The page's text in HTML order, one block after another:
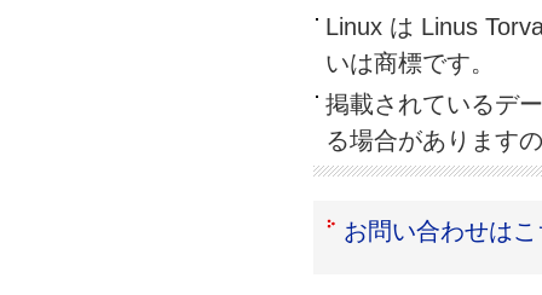
Linux は Linus
いは商標です。
掲載されているデ
る場合があります
お問い合わせは